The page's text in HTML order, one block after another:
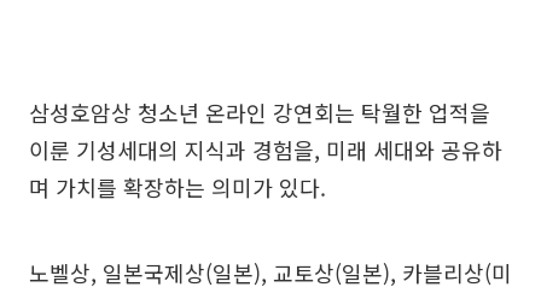
삼성호암상 청소년 온라인 강연회는 탁월한 업적을
이룬 기성세대의 지식과 경험을, 미래 세대와 공유하
며 가치를 확장하는 의미가 있다.
노벨상, 일본국제상(일본), 교토상(일본), 카블리상(미